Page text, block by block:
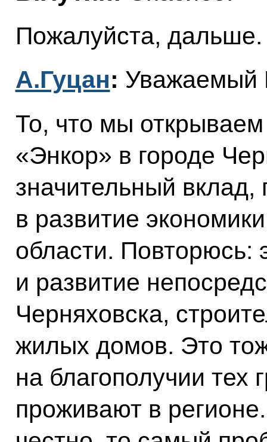
Пожалуйста, дальше.
А.Гуцан: Уважаемый
То, что мы
«Энкор» в городе
значительный
в развитие
области. Повторюсь:
и развитие
Черняховска,
жилых домов. Это
на благополучии тех
проживают в